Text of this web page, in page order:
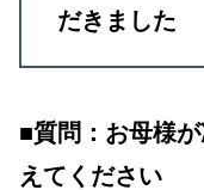
だきました
■質問：お母様
えてください